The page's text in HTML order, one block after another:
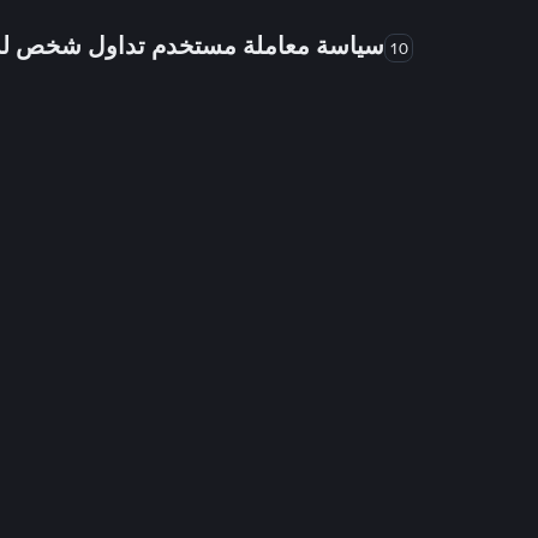
10 سياسة معاملة مستخدم تداول